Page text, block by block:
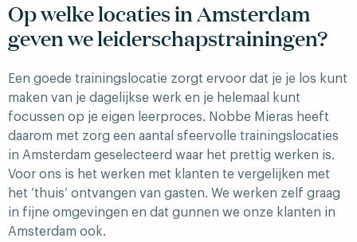
Op welke locaties in Amsterdam
geven we leiderschapstrainingen?
Een goede trainingslocatie zorgt ervoor dat je je los kunt
maken van je dagelijkse werk en je helemaal kunt
focussen op je eigen leerproces. Nobbe Mieras heeft
daarom met zorg een aantal sfeervolle trainingslocaties
in Amsterdam geselecteerd waar het prettig werken is.
Voor ons is het werken met klanten te vergelijken met
het ’thuis’ ontvangen van gasten. We werken zelf graag
in fijne omgevingen en dat gunnen we onze klanten in
Amsterdam ook.